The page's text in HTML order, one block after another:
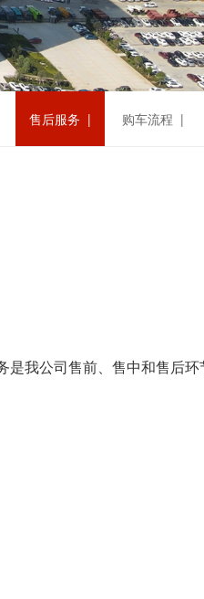
售后服务 | 购车流程 |
我公司售前、售中和售后